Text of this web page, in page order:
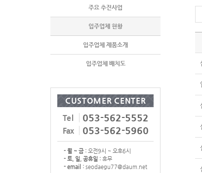
주요 추진사업
입주업체 현황
입주업체 제품소개
입주업체 배치도
CUSTOMER CENTER
Tel
053-562-5552
Fax 053-562-5960
- 월 ~ 금 : 오전9시 ~ 오후6시
- 토, 일, 공휴일 : 휴무
- email : seodaegu77@daum.net